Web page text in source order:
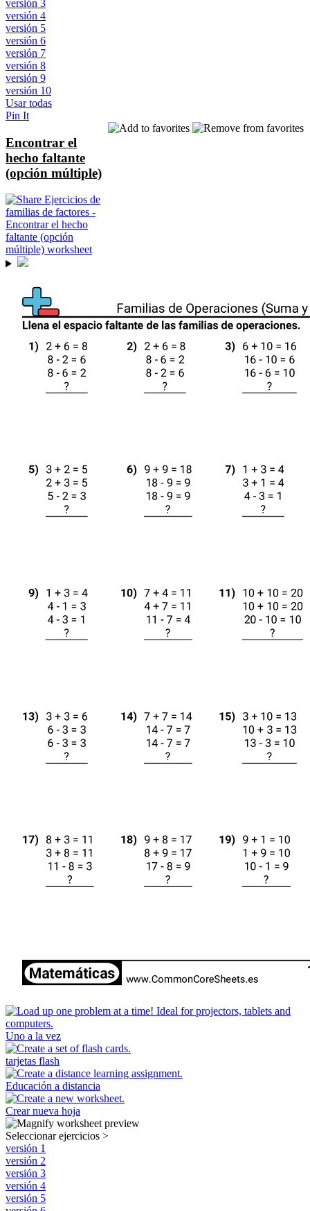
versión 3
versión 4
versión 5
versión 6
versión 7
versión 8
versión 9
versión 10
Usar todas
Pin It
Encontrar el
hecho faltante
(opción múltiple)
Uno a la vez
tarjetas flash
Educación a distancia
Crear nueva hoja
Seleccionar ejercicios >
versión 1
versión 2
versión 3
versión 4
versión 5